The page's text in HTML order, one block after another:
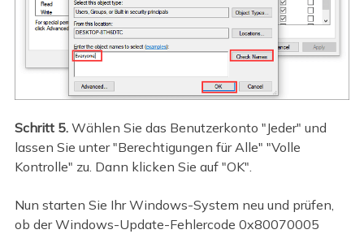
Schritt 5. Wählen Sie das Benutzerkonto "Jeder" und
lassen Sie unter "Berechtigungen für Alle" "Volle
Kontrolle" zu. Dann klicken Sie auf "OK".
Nun starten Sie Ihr Windows-System neu und prüfen,
ob der Windows-Update-Fehlercode 0x80070005